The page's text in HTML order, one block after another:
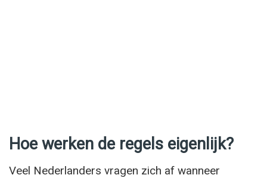
Hoe werken de regels eigenlijk?
Veel Nederlanders vragen zich af wanneer